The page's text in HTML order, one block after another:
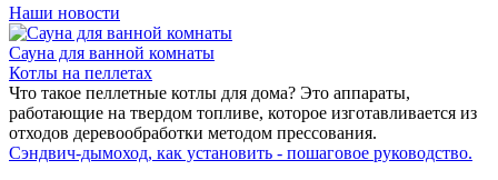
Наши новости
Сауна для ванной комнаты
Котлы на пеллетах
Что такое пеллетные котлы для дома? Это аппараты,
работающие на твердом топливе, которое изготавливается из
отходов деревообработки методом прессования.
Сэндвич-дымоход, как установить - пошаговое руководство.